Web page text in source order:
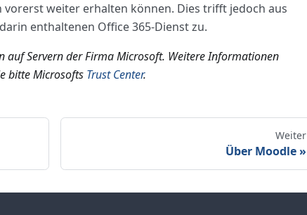
weiter erhalten können. Dies trifft jedoch aus
enthaltenen Office 365-Dienst zu.
auf Servern der Firma Microsoft. Weitere Informationen
bitte Microsofts Trust Center.
Weiter
Über Moodle